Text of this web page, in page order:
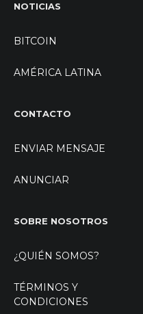
NOTICIAS
BITCOIN
AMÉRICA LATINA
CONTACTO
ENVIAR MENSAJE
ANUNCIAR
SOBRE NOSOTROS
¿QUIÉN SOMOS?
TÉRMINOS Y
CONDICIONES